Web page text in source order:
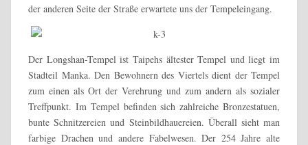
der anderen Seite der Straße erwartete uns der Tempeleingang.
Der Longshan-Tempel ist Taipehs ältester Tempel und liegt im
Stadteil Manka. Den Bewohnern des Viertels dient der Tempel
zum einen als Ort der Verehrung und zum andern als sozialer
Treffpunkt. Im Tempel befinden sich zahlreiche Bronzestatuen,
bunte Schnitzereien und Steinbildhauereien. Überall sieht man
farbige Drachen und andere Fabelwesen. Der 254 Jahre alte